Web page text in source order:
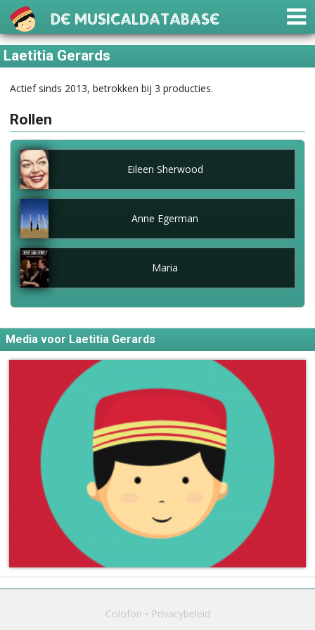
De Musicaldatabase
Laetitia Gerards
Actief sinds 2013, betrokken bij 3 producties.
Rollen
Eileen Sherwood
Anne Egerman
Maria
Media voor Laetitia Gerards
Colofon Privacybeleid